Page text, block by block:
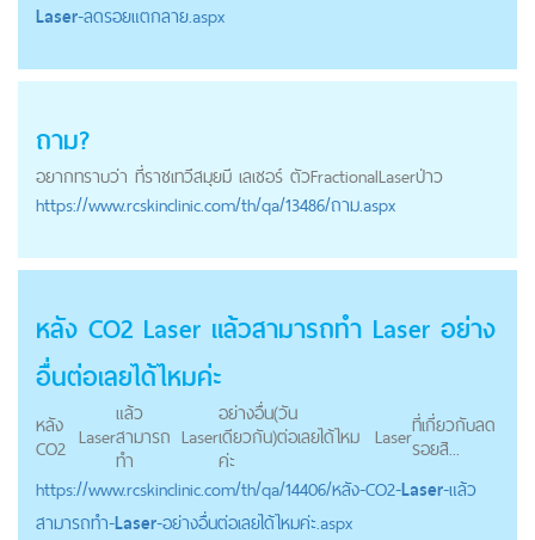
Laser-ลดรอยแตกลาย.aspx
ถาม?
อยากทราบว่า ที่ราชเทวีสมุยมี เลเซอร์ ตัวFractionalLaserป่าว
https://www.rcskinclinic.com/th/qa/13486/ถาม.aspx
หลัง CO2 Laser แล้วสามารถทำ Laser อย่าง
อื่นต่อเลยได้ไหมค่ะ
หลัง
CO2 Laser
แล้ว
สามารถ
ทำ
Laser
อย่างอื่น(วัน
เดียวกัน)ต่อเลยได้ไหม
ค่ะ
Laserที่เกี่ยวกับลด
รอยสิ...
https://www.rcskinclinic.com/th/qa/14406/หลัง-CO2-Laser-แล้ว
สามารถทำ-Laser-อย่างอื่นต่อเลยได้ไหมค่ะ.aspx